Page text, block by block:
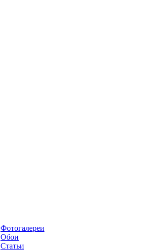
Фотогалереи
Обои
Статьи